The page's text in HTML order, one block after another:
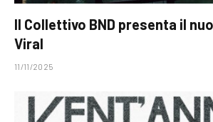
Il Collettivo BND presenta il
Viral
11/11/2025